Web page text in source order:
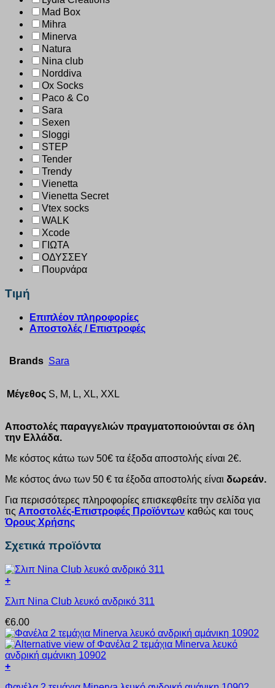
Mad Box
Mihra
Minerva
Natura
Nina club
Norddiva
Ox Socks
Paco & Co
Sara
Sexen
Sloggi
STEP
Tender
Trendy
Vienetta
Vienetta Secret
Vtex socks
WALK
Xcode
ΓΙΩΤΑ
ΟΔΥΣΣΕΥ
Πουρνάρα
Τιμή
Επιπλέον πληροφορίες
Αποστολές / Επιστροφές
Brands Sara
Μέγεθος S, M, L, XL, XXL
Αποστολές παραγγελιών πραγματοποιούνται σε όλη
την Ελλάδα.
Με κόστος κάτω των 50€ τα έξοδα αποστολής είναι 2€.
Με κόστος άνω των 50 € τα έξοδα αποστολής είναι δωρεάν.
Για περισσότερες πληροφορίες επισκεφθείτε την σελίδα για
τις Αποστολές-Επιστροφές Προϊόντων καθώς και τους
Όρους Χρήσης
Σχετικά προϊόντα
+
το
έχει
πολλαπλές
παραλλαγές.
Οι
επιλογές
Σλιπ Nina Club λευκό ανδρικό 311
€6.00
+